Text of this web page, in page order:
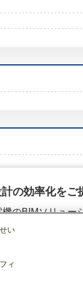
の効率化をご
のBIMソリュー
（空調.換気.照明）
い
ィ